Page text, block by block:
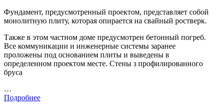
Фундамент, предусмотренный проектом, представляет собой
монолитную плиту, которая опирается на свайный ростверк.
Также в этом частном доме предусмотрен бетонный погреб.
Все коммуникации и инженерные системы заранее
проложены под основанием плиты и выведены в
определенном проектом месте. Стены з профилированного
бруса
…
Подробнее